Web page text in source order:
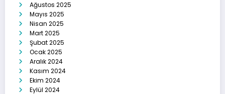
Ağustos 2025
Mayıs 2025
Nisan 2025
Mart 2025
Şubat 2025
Ocak 2025
Aralık 2024
Kasım 2024
Ekim 2024
Eylül 2024